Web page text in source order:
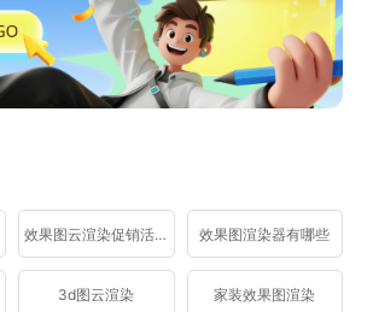
效果图云渲染促销活动 效果图渲染器有哪些
3d图云渲染 家装效果图渲染